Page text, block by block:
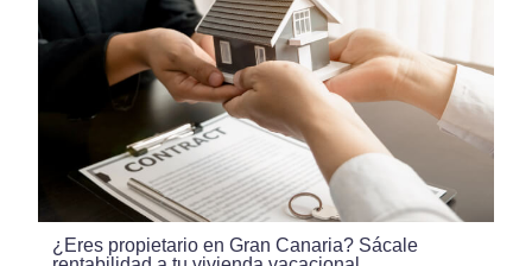
¿Eres propietario en Gran Canaria? Sácale